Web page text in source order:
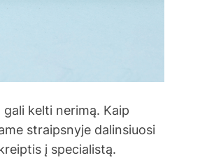
kelti nerimą. Kaip
straipsnyje dalinsiuosi
į specialistą.